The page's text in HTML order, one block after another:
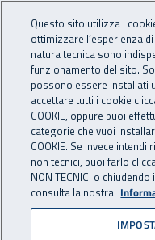
INAIL -
Navigazione - Ti
Home Inail comunica
Dr Liguria:
locazione
Questo sito utilizza i
ottimizzare l’esperienza
natura tecnica sono
funzionamento del sito.
possono essere installati
accettare tutti i cookie
COOKIE, oppure puoi
categorie che vuoi
COOKIE. Se invece
non tecnici, puoi farlo
NON TECNICI o
consulta la nostra